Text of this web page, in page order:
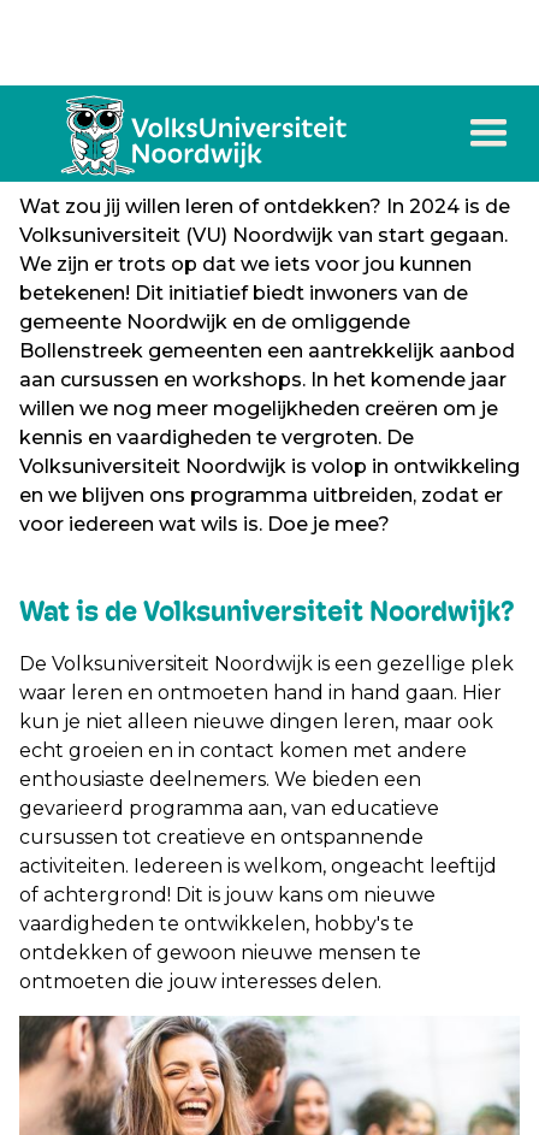
Ontwikkel, leer en verbind
Wat zou jij willen leren of ontdekken? In 2024 is de
Volksuniversiteit (VU) Noordwijk van start gegaan.
We zijn er trots op dat we iets voor jou kunnen
betekenen! Dit initiatief biedt inwoners van de
gemeente Noordwijk en de omliggende
Bollenstreek gemeenten een aantrekkelijk aanbod
aan cursussen en workshops. In het komende jaar
willen we nog meer mogelijkheden creëren om je
kennis en vaardigheden te vergroten. De
Volksuniversiteit Noordwijk is volop in ontwikkeling
en we blijven ons programma uitbreiden, zodat er
voor iedereen wat wils is. Doe je mee?
Wat is de Volksuniversiteit Noordwijk?
De Volksuniversiteit Noordwijk is een gezellige plek
waar leren en ontmoeten hand in hand gaan. Hier
kun je niet alleen nieuwe dingen leren, maar ook
echt groeien en in contact komen met andere
enthousiaste deelnemers. We bieden een
gevarieerd programma aan, van educatieve
cursussen tot creatieve en ontspannende
activiteiten. Iedereen is welkom, ongeacht leeftijd
of achtergrond! Dit is jouw kans om nieuwe
vaardigheden te ontwikkelen, hobby's te
ontdekken of gewoon nieuwe mensen te
ontmoeten die jouw interesses delen.